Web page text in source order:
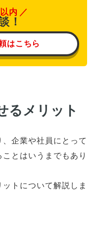
内
！
はこちら
るメリット
企業や社員にとって
とはいうまでもあり
トについて解説しま